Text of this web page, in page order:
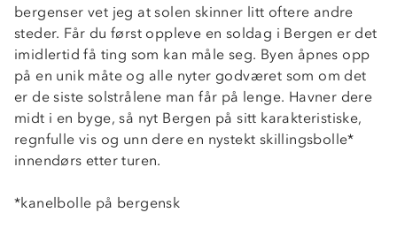
bergenser vet jeg at solen skinner litt oftere andre
steder. Får du først oppleve en soldag i Bergen er det
imidlertid få ting som kan måle seg. Byen åpnes opp
på en unik måte og alle nyter godværet som om det
er de siste solstrålene man får på lenge. Havner dere
midt i en byge, så nyt Bergen på sitt karakteristiske,
regnfulle vis og unn dere en nystekt skillingsbolle*
innendørs etter turen.
*kanelbolle på bergensk
Om Stormberg